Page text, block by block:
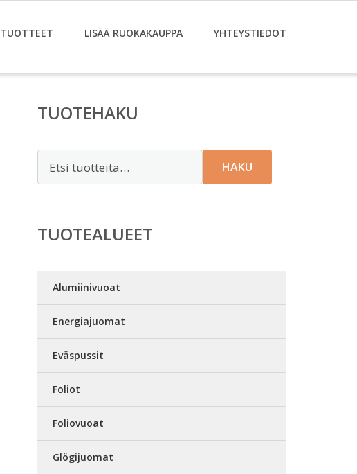
TUOTTEET LISÄÄ RUOKAKAUPPA YHTEYSTIEDOT
TUOTEHAKU
HAKU
TUOTEALUEET
Alumiinivuoat
Energiajuomat
Eväspussit
Foliot
Foliovuoat
Glögijuomat